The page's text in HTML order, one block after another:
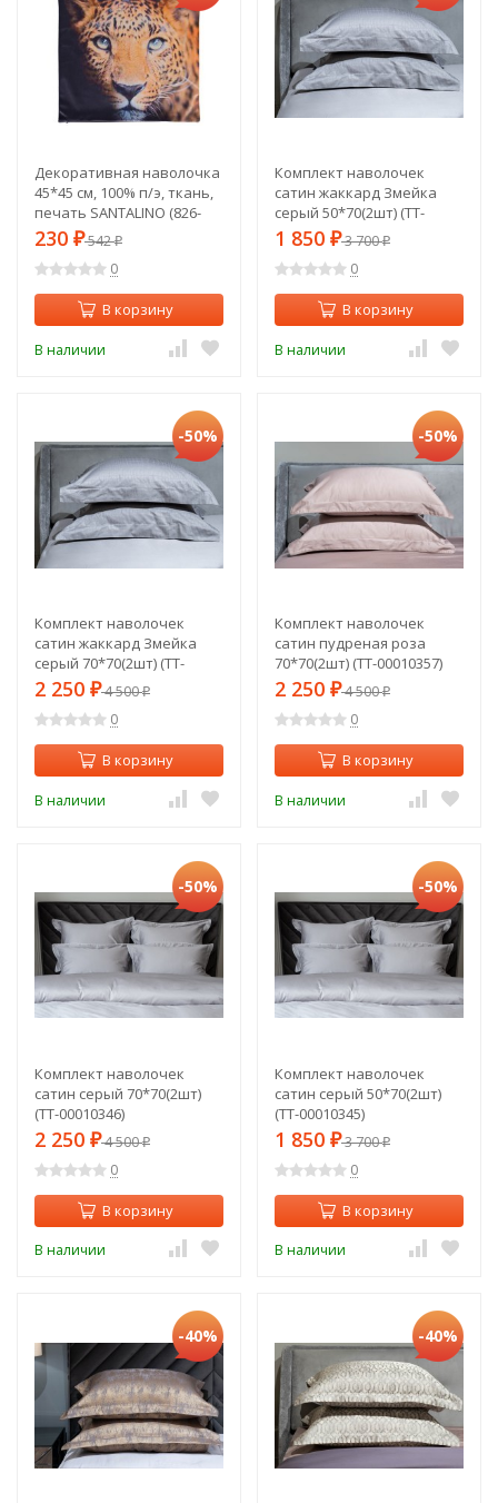
Декоративная наволочка
45*45 см, 100% п/э, ткань,
печать SANTALINO (826-
040)
230 ₽542₽
0
В корзину
В наличии
Комплект наволочек
сатин жаккард Змейка
серый 50*70(2шт) (TT-
00010363)
1 850 ₽3 700₽
0
В корзину
В наличии
-50%
Комплект наволочек
сатин жаккард Змейка
серый 70*70(2шт) (TT-
00010364)
2 250 ₽4 500₽
0
В корзину
В наличии
-50%
Комплект наволочек
сатин пудреная роза
70*70(2шт) (TT-00010357)
2 250 ₽4 500₽
0
В корзину
В наличии
-50%
Комплект наволочек
сатин серый 70*70(2шт)
(TT-00010346)
2 250 ₽4 500₽
0
В корзину
В наличии
-50%
Комплект наволочек
сатин серый 50*70(2шт)
(TT-00010345)
1 850 ₽3 700₽
0
В корзину
В наличии
-40% -40%